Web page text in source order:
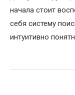
начала стоит
себя систему
интуитивно